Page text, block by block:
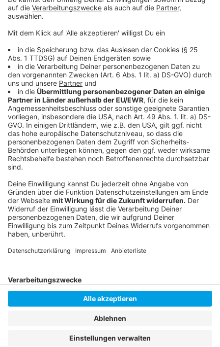
Meldung der Stadt zu den aktuellen Fällen
Im Frühjahr war die illegale Müllentsorgung in Flingern
besonders dreist
Bilanz der Düsseldorfer Müll-Detektive für 2024
Anzeige
Folge uns für mehr News & Updates:
Anzeige
Livestream
Anzeige